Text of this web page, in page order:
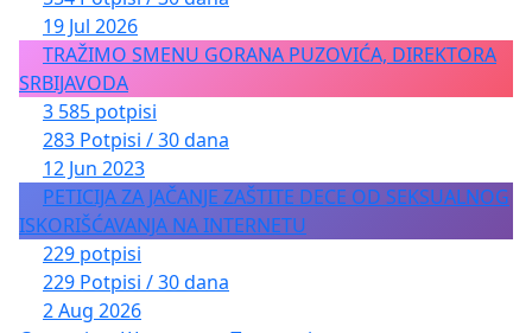
19 Jul 2026
TRAŽIMO SMENU GORANA PUZOVIĆA, DIREKTORA
SRBIJAVODA
3 585 potpisi
283 Potpisi / 30 dana
12 Jun 2023
PETICIJA ZA JAČANJE ZAŠTITE DECE OD SEKSUALNOG
ISKORIŠĆAVANJA NA INTERNETU
229 potpisi
229 Potpisi / 30 dana
2 Aug 2026